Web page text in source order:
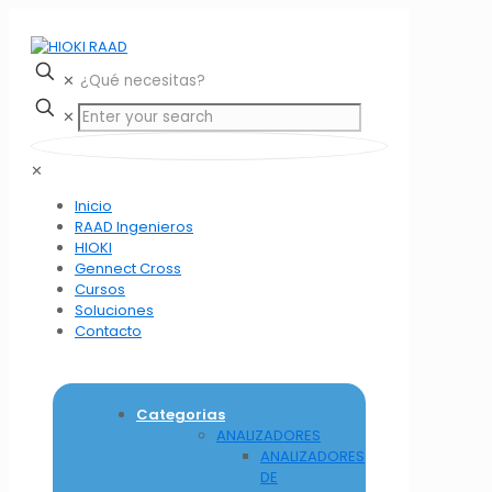
✕
✕
✕
Inicio
RAAD Ingenieros
HIOKI
Gennect Cross
Cursos
Soluciones
Contacto
Categorias
ANALIZADORES
ANALIZADORES
DE